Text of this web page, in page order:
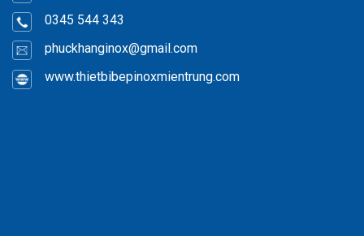
0345 544 343
phuckhanginox@gmail.com
www.thietbibepinoxmientrung.com